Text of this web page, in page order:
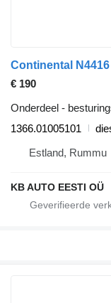
€ 190
Onderdeel -
1366.01005101
Estland, Rummu
KB AUTO EESTI OÜ